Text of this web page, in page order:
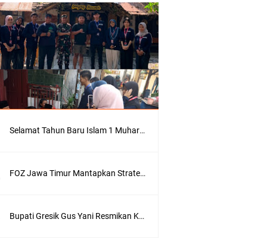
Selamat Tahun Baru Islam 1 Muharram 1448 H: Pesan Hijrah Drs. H. Husnul Aqib, M.M. untuk Negeri
FOZ Jawa Timur Mantapkan Strategi Semester II 2026, Fokus pada Penguatan SDM Amil dan Kolaborasi BerdampakNarasi
Bupati Gresik Gus Yani Resmikan Kantor Desa Sidoraharjo: Simbol Komitmen Pelayanan Publik dan Kepedulian Sosial